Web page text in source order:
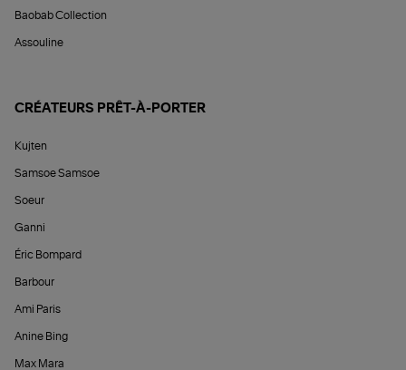
Baobab Collection
Assouline
CRÉATEURS PRÊT-À-PORTER
Kujten
Samsoe Samsoe
Soeur
Ganni
Éric Bompard
Barbour
Ami Paris
Anine Bing
Max Mara